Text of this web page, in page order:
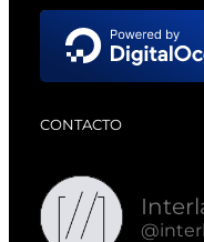
CONTACTO